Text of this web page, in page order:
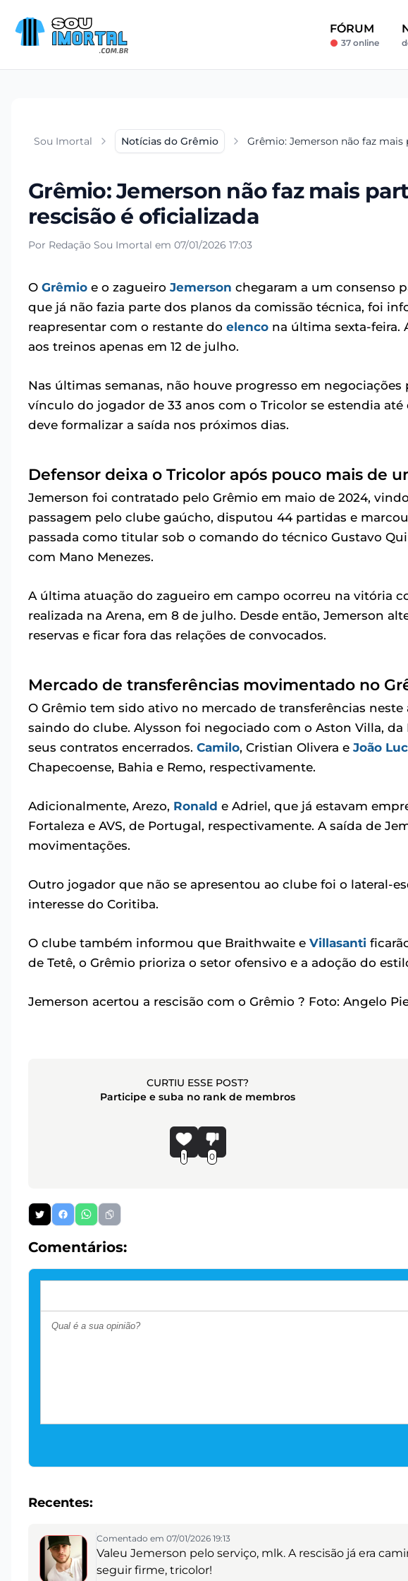
FÓRUM
37 online
Sou Imortal Notícias do Grêmio Grêmio: Jemerson não faz mais
Grêmio: Jemerson não faz mais
rescisão é oficializada
Por Redação Sou Imortal em 07/01/2026 17:03
O Grêmio e o zagueiro Jemerson chegaram a um consenso
que já não fazia parte dos planos da comissão técnica, foi
reapresentar com o restante do elenco na última sexta-feira.
aos treinos apenas em 12 de julho.
Nas últimas semanas, não houve progresso em
vínculo do jogador de 33 anos com o Tricolor se estendia
deve formalizar a saída nos próximos dias.
Defensor deixa o Tricolor após pouco mais de
Jemerson foi contratado pelo Grêmio em maio de 2024,
passagem pelo clube gaúcho, disputou 44 partidas e
passada como titular sob o comando do técnico Gustavo
com Mano Menezes.
A última atuação do zagueiro em campo ocorreu na vitória
realizada na Arena, em 8 de julho. Desde então, Jemerson
reservas e ficar fora das relações de convocados.
Mercado de transferências movimentado no
O Grêmio tem sido ativo no mercado de transferências
saindo do clube. Alysson foi negociado com o Aston Villa, da
seus contratos encerrados. Camilo, Cristian Olivera e João
Chapecoense, Bahia e Remo, respectivamente.
Adicionalmente, Arezo, Ronald e Adriel, que já estavam
Fortaleza e AVS, de Portugal, respectivamente. A saída de
movimentações.
Outro jogador que não se apresentou ao clube foi o lateral-
interesse do Coritiba.
O clube também informou que Braithwaite e Villasanti
de Tetê, o Grêmio prioriza o setor ofensivo e a adoção do
Jemerson acertou a rescisão com o Grêmio ? Foto: Angelo
CURTIU ESSE POST?
Participe e suba no rank de membros
1 0
Comentários:
Recentes:
Comentado em 07/01/2026 19:13
Valeu Jemerson pelo serviço, mlk. A rescisão já era
seguir firme, tricolor!